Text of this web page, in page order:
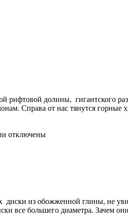
долины, гигантского
Справа от нас тянутся горные
отключены
из обожженной глины, не
все большего диаметра. Зачем